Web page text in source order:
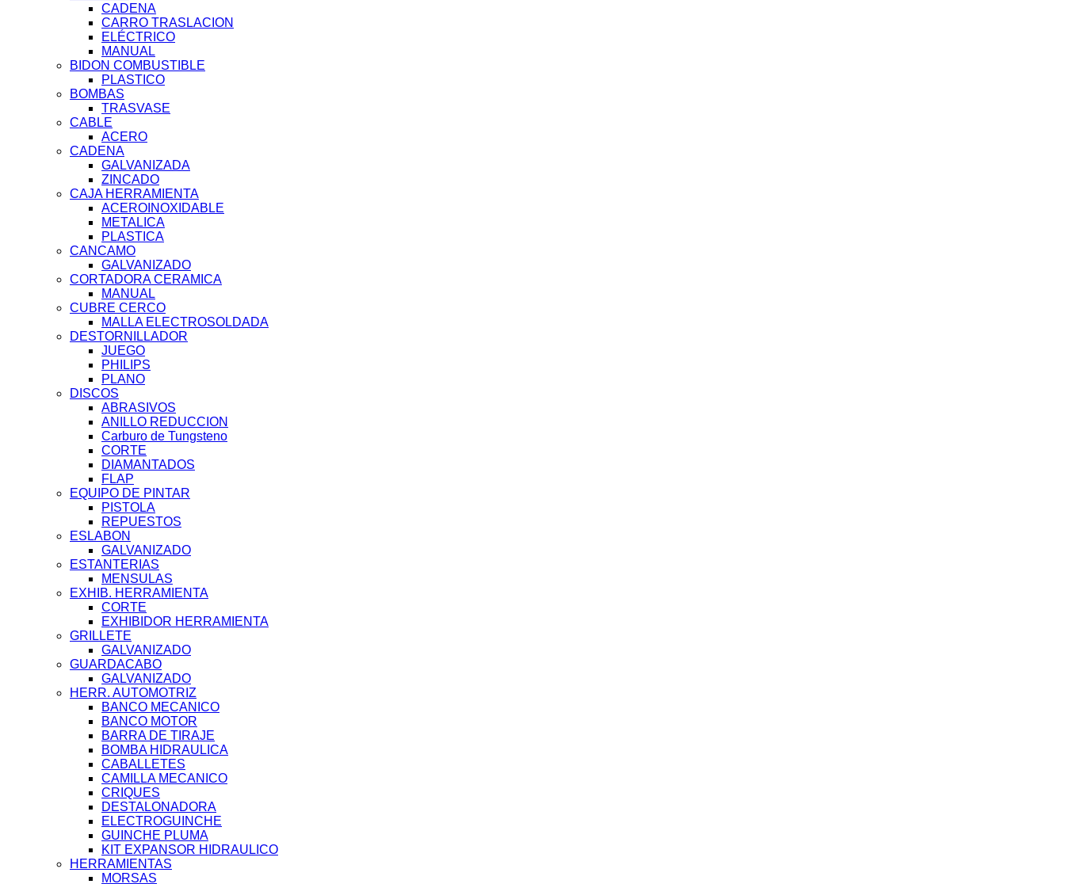
CADENA
CARRO TRASLACION
ELÉCTRICO
MANUAL
BIDON COMBUSTIBLE
PLASTICO
BOMBAS
TRASVASE
CABLE
ACERO
CADENA
GALVANIZADA
ZINCADO
CAJA HERRAMIENTA
ACEROINOXIDABLE
METALICA
PLASTICA
CANCAMO
GALVANIZADO
CORTADORA CERAMICA
MANUAL
CUBRE CERCO
MALLA ELECTROSOLDADA
DESTORNILLADOR
JUEGO
PHILIPS
PLANO
DISCOS
ABRASIVOS
ANILLO REDUCCION
Carburo de Tungsteno
CORTE
DIAMANTADOS
FLAP
EQUIPO DE PINTAR
PISTOLA
REPUESTOS
ESLABON
GALVANIZADO
ESTANTERIAS
MENSULAS
EXHIB. HERRAMIENTA
CORTE
EXHIBIDOR HERRAMIENTA
GRILLETE
GALVANIZADO
GUARDACABO
GALVANIZADO
HERR. AUTOMOTRIZ
BANCO MECANICO
BANCO MOTOR
BARRA DE TIRAJE
BOMBA HIDRAULICA
CABALLETES
CAMILLA MECANICO
CRIQUES
DESTALONADORA
ELECTROGUINCHE
GUINCHE PLUMA
KIT EXPANSOR HIDRAULICO
HERRAMIENTAS
MORSAS